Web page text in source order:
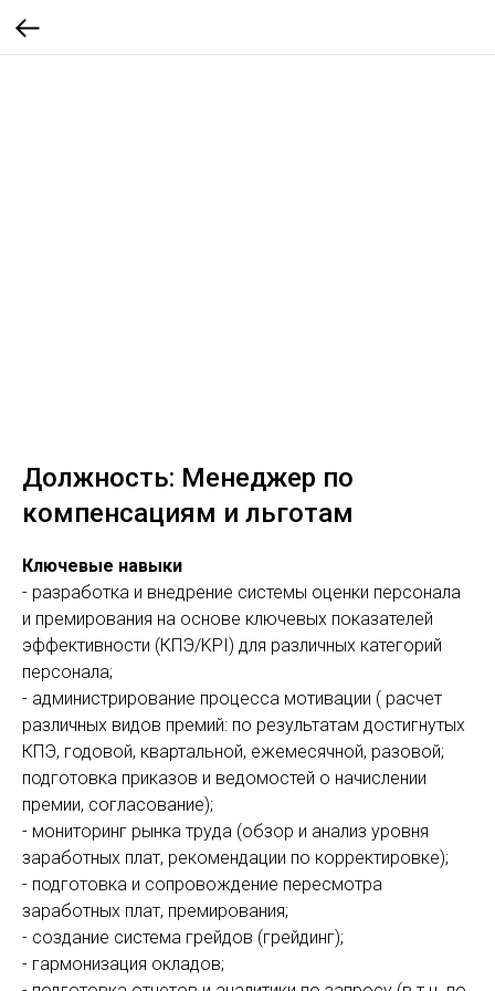
Должность: Менеджер по
компенсациям и льготам
Ключевые навыки
- разработка и внедрение системы оценки персонала
и премирования на основе ключевых показателей
эффективности (КПЭ/KPI) для различных категорий
персонала;
- администрирование процесса мотивации ( расчет
различных видов премий: по результатам достигнутых
КПЭ, годовой, квартальной, ежемесячной, разовой;
подготовка приказов и ведомостей о начислении
премии, согласование);
- мониторинг рынка труда (обзор и анализ уровня
заработных плат, рекомендации по корректировке);
- подготовка и сопровождение пересмотра
заработных плат, премирования;
- создание система грейдов (грейдинг);
- гармонизация окладов;